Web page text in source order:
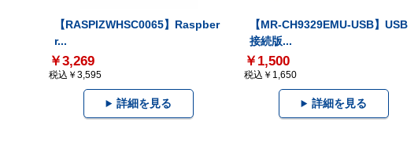
【RASPIZWHSC0065】Raspber
r...
￥3,269
税込￥3,595
詳細を見る
【MR-CH9329EMU-USB】USB
接続版...
￥1,500
税込￥1,650
詳細を見る